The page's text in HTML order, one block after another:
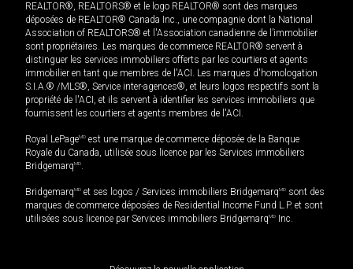
REALTOR®, REALTORS® et le logo REALTOR® sont des marques
déposées de REALTOR® Canada Inc., une compagnie dont la National
Association of REALTORS® et l'Association canadienne de l’immobilier
sont propriétaires. Les marques de commerce REALTOR® servent à
distinguer les services immobiliers offerts par les courtiers et agents
immobilier en tant que membres de l'ACI. Les marques d'homologation
S.I.A.® /MLS®, Service inter-agences®, et leurs logos respectifs sont la
propriété de l'ACI, et ils servent à identifier les services immobiliers que
fournissent les courtiers et agents membres de l'ACI.
Royal LePageMD est une marque de commerce déposée de la Banque
Royale du Canada, utilisée sous licence par les Services immobiliers
BridgemarqMD.
BridgemarqMD et ses logos / Services immobiliers BridgemarqMD sont des
marques de commerce déposées de Residential Income Fund L.P. et sont
utilisées sous licence par Services immobiliers BridgemarqMD Inc.